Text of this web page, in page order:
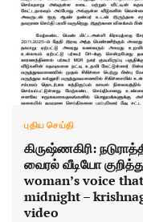
புதிய செய்தி
கிருஷ்ணகிரி:
வைரல் வீடியோ
woman’s voice
midnight –
video